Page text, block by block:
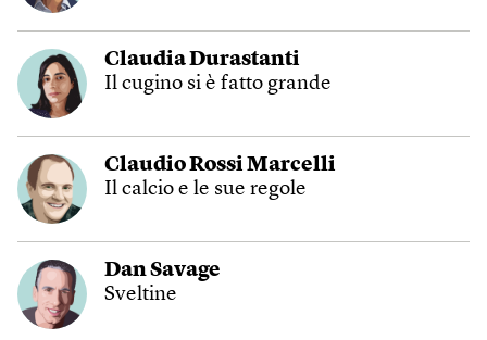
Claudia Durastanti
Il cugino si è fatto grande
Claudio Rossi Marcelli
Il calcio e le sue regole
Dan Savage
Sveltine